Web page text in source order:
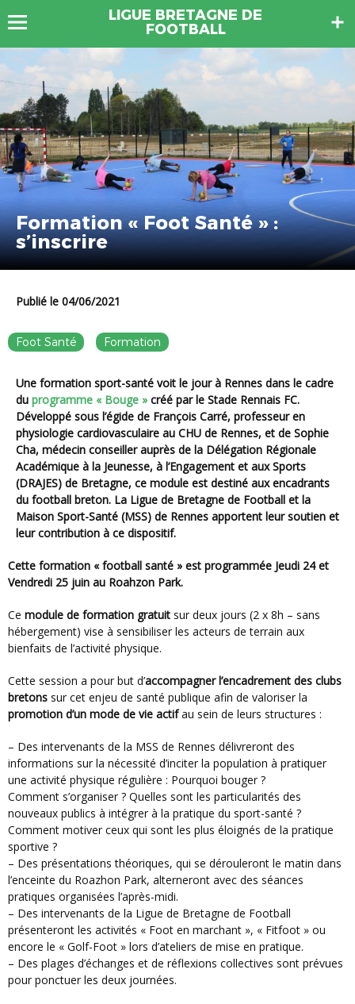
LIGUE BRETAGNE DE
FOOTBALL
Formation « Foot Santé » :
s’inscrire
Publié le 04/06/2021
Foot Santé Formation
Une formation sport-santé voit le jour à Rennes dans le cadre
du programme « Bouge » créé par le Stade Rennais FC.
Développé sous l’égide de François Carré, professeur en
physiologie cardiovasculaire au CHU de Rennes, et de Sophie
Cha, médecin conseiller auprès de la Délégation Régionale
Académique à la Jeunesse, à l’Engagement et aux Sports
(DRAJES) de Bretagne, ce module est destiné aux encadrants
du football breton. La Ligue de Bretagne de Football et la
Maison Sport-Santé (MSS) de Rennes apportent leur soutien et
leur contribution à ce dispositif.
Cette formation « football santé » est programmée Jeudi 24 et
Vendredi 25 juin au Roahzon Park.
Ce module de formation gratuit sur deux jours (2 x 8h – sans
hébergement) vise à sensibiliser les acteurs de terrain aux
bienfaits de l’activité physique.
Cette session a pour but d’accompagner l’encadrement des clubs
bretons sur cet enjeu de santé publique afin de valoriser la
promotion d’un mode de vie actifau sein de leurs structures :
– Des intervenants de la MSS de Rennes délivreront des
informations sur la nécessité d’inciter la population à pratiquer
une activité physique régulière : Pourquoi bouger ?
Comment s’organiser ? Quelles sont les particularités des
nouveaux publics à intégrer à la pratique du sport-santé ?
Comment motiver ceux qui sont les plus éloignés de la pratique
sportive ?
– Des présentations théoriques, qui se dérouleront le matin dans
l’enceinte du Roazhon Park, alterneront avec des séances
pratiques organisées l’après-midi.
– Des intervenants de la Ligue de Bretagne de Football
présenteront les activités « Foot en marchant », « Fitfoot » ou
encore le « Golf-Foot » lors d’ateliers de mise en pratique.
– Des plages d’échanges et de réflexions collectives sont prévues
pour ponctuer les deux journées.